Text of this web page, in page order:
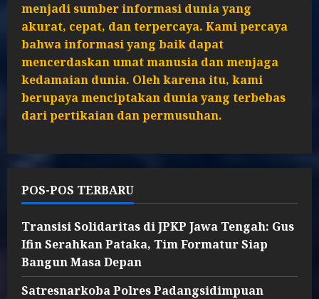
menjadi sumber informasi dunia yang
akurat, cepat, dan terpercaya. Kami percaya
bahwa informasi yang baik dapat
mencerdaskan umat manusia dan menjaga
kedamaian dunia. Oleh karena itu, kami
berupaya menciptakan dunia yang terbebas
dari pertikaian dan permusuhan.
POS-POS TERBARU
Transisi Solidaritas di JPKP Jawa Tengah: Gus
Ifin Serahkan Pataka, Tim Formatur Siap
Bangun Masa Depan
Satresnarkoba Polres Padangsidimpuan